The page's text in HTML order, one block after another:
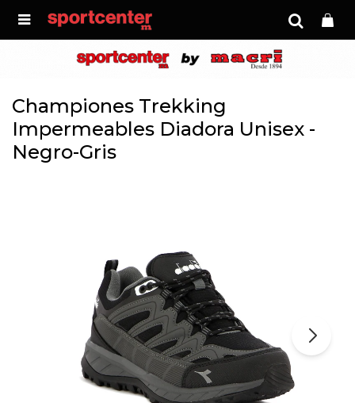

Championes Trekking
Impermeables Diadora Unisex -
Negro-Gris